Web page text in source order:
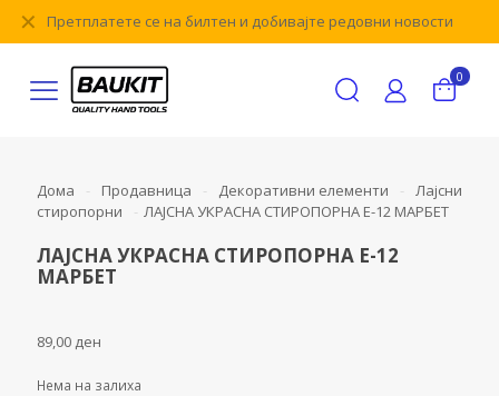
Претплатете се на билтен и добивајте редовни новости
✕
0
Дома - Продавница - Декоративни елементи -
Лајсни
стиропорни
- ЛАЈСНА УКРАСНА СТИРОПОРНА Е-12 МАРБЕТ
ЛАЈСНА УКРАСНА СТИРОПОРНА Е-12
МАРБЕТ
89,00 ден
Нема на залиха